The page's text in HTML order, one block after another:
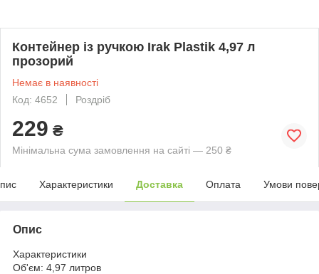
Контейнер із ручкою Irak Plastik 4,97 л
прозорий
Немає в наявності
Код: 4652
Роздріб
229 ₴
Мінімальна сума замовлення на сайті — 250 ₴
Характеристики Доставка Оплата Умови
Опис
Характеристики
Об'єм: 4,97 литров